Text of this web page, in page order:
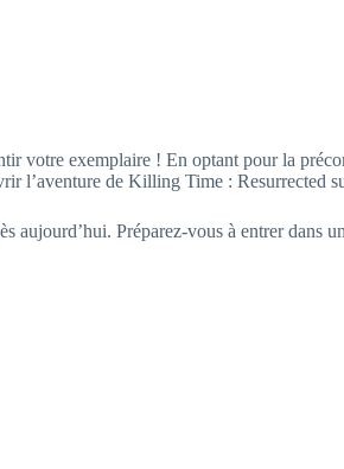
votre exemplaire ! En optant pour la
l’aventure de Killing Time : Resurrected
Préparez-vous à entrer dans